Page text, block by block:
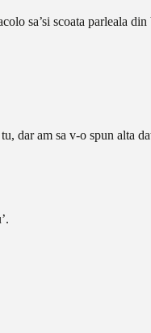
sa’si scoata parleala
dar am sa v-o spun alta